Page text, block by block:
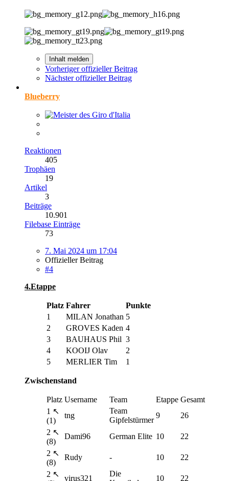
Inhalt melden
Vorheriger offizieller Beitrag
Nächster offizieller Beitrag
Blueberry
Reaktionen
405
Trophäen
19
Artikel
3
Beiträge
10.901
Filebase Einträge
73
7. Mai 2024 um 17:04
Offizieller Beitrag
#4
4.Etappe
Platz Fahrer
Punkte
1
MILAN Jonathan 5
2
GROVES Kaden 4
3
BAUHAUS Phil 3
4
KOOIJ Olav
2
5
MERLIER Tim 1
Zwischenstand
Platz Username Team Etappe Gesamt
1 ↖
(1)
tng
Team
Gipfelstürmer
9
26
2 ↖
(8)
Dami96 German Elite 10
22
2 ↖
(8)
Rudy - 10
22
2 ↖
virus321
Die
10 22